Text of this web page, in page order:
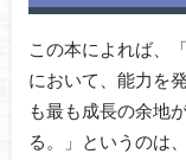
この本によれば、
において、能力を
も最も成長の余地
る。」というのは